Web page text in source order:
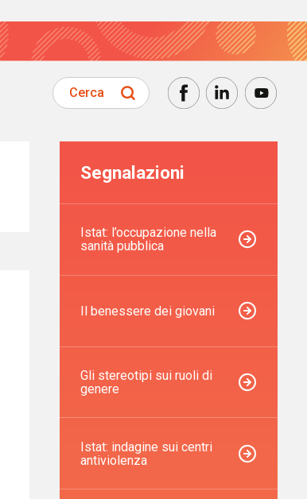
Cerca
Segnalazioni
Istat: l’occupazione nella
sanità pubblica
Il benessere dei giovani
Gli stereotipi sui ruoli di
genere
Istat: indagine sui centri
antiviolenza